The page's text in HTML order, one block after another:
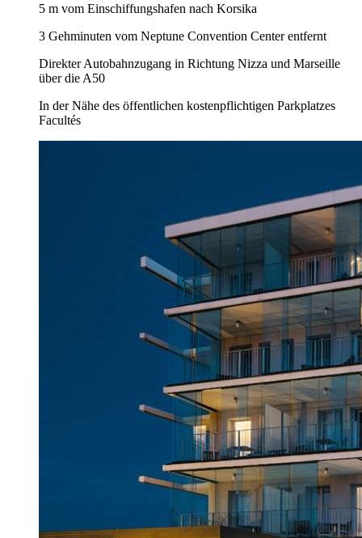
5 m vom Einschiffungshafen nach Korsika
3 Gehminuten vom Neptune Convention Center entfernt
Direkter Autobahnzugang in Richtung Nizza und Marseille
über die A50
In der Nähe des öffentlichen kostenpflichtigen Parkplatzes
Facultés